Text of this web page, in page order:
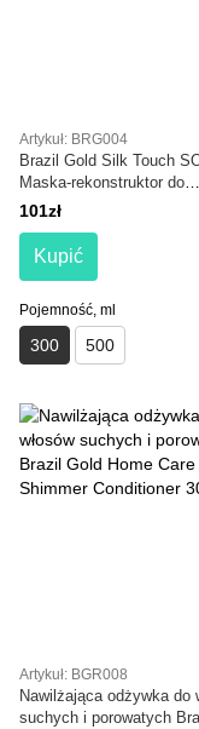
Artykuł: BRG004
Brazil Gold Silk Touch
Maska-rekonstruktor do
odbudowy włosów 300 ml
101zł
Kupić
Pojemność, ml
300 500
Artykuł: BGR008
Nawilżająca odżywka do
suchych i porowatych